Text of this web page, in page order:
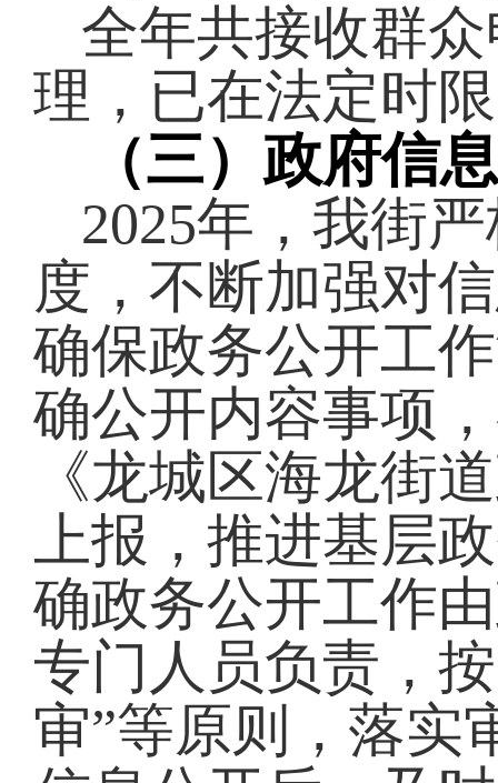
全年共接收群
理，已在法定时
（三）政府信
2025年，我街
度，不断加强对
确保政务公开工
确公开内容事项
《龙城区海龙街
上报，推进基层
确政务公开工作
专门人员负责，
审”等原则，落实